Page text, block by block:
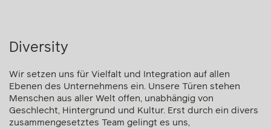
Diversity
Wir setzen uns für Vielfalt und Integration auf allen
Ebenen des Unternehmens ein. Unsere Türen stehen
Menschen aus aller Welt offen, unabhängig von
Geschlecht, Hintergrund und Kultur. Erst durch ein divers
zusammengesetztes Team gelingt es uns,